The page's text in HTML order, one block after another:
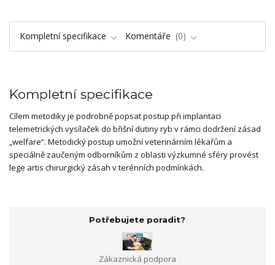
Kompletní specifikace Komentáře 0
Kompletní specifikace
Cílem metodiky je podrobně popsat postup při implantaci
telemetrických vysílaček do břišní dutiny ryb v rámci dodržení zásad
„welfare“. Metodický postup umožní veterinárním lékařům a
speciálně zaučeným odborníkům z oblasti výzkumné sféry provést
lege artis chirurgický zásah v terénních podmínkách.
Potřebujete poradit?
Zákaznická podpora